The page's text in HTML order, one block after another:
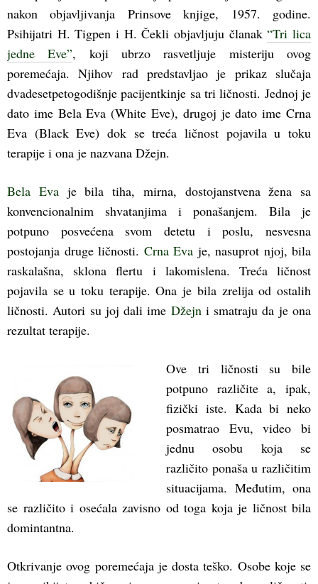
nakon objavljivanja Prinsove knjige, 1957. godine.
Psihijatri H. Tigpen i H. Čekli objavljuju članak“Tri lica
jedne Eve”, koji ubrzo rasvetljuje misteriju ovog
poremećaja. Njihov rad predstavljao je prikaz slučaja
dvadesetpetogodišnje pacijentkinje sa tri ličnosti. Jednoj je
dato ime Bela Eva (White Eve), drugoj je dato ime Crna
Eva (Black Eve) dok se treća ličnost pojavila u toku
terapije i ona je nazvana Džejn.
Bela Evaje bila tiha, mirna, dostojanstvena žena sa
konvencionalnim shvatanjima i ponašanjem. Bila je
potpuno posvećena svom detetu i poslu, nesvesna
postojanja druge ličnosti. Crna Eva je, nasuprot njoj, bila
raskalašna, sklona flertu i lakomislena. Treća ličnost
pojavila se u toku terapije. Ona je bila zrelija od ostalih
ličnosti. Autori su joj dali ime Džejn i smatraju da je ona
rezultat terapije.
Ove tri ličnosti su bile
potpuno različite a, ipak,
fizički iste. Kada bi neko
posmatrao Evu, video bi
jednu osobu koja se
različito ponaša u različitim
situacijama. Međutim, ona
se različito i osećala zavisno od toga koja je ličnost bila
domintantna.
Otkrivanje ovog poremećaja je dosta teško. Osobe koje se